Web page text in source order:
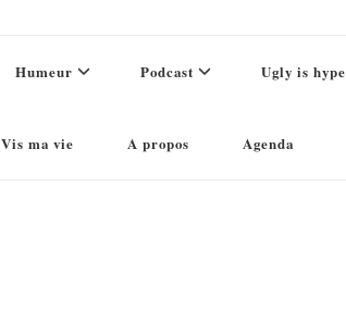
Humeur Podcast Ugly is hype
Vis ma vie A propos Agenda